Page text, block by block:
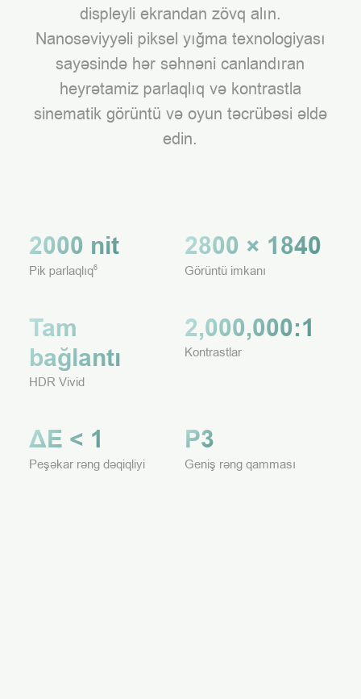
displeyli ekrandan zövq alın.
Nanosəviyyəli piksel yığma texnologiyası
sayəsində hər səhnəni canlandıran
heyrətamiz parlaqlıq və kontrastla
sinematik görüntü və oyun təcrübəsi əldə
edin.
2000 nit
Pik parlaqlıq6
2800 × 1840
Görüntü imkanı
Tam
bağlantı
HDR Vivid
2,000,000:1
Kontrastlar
ΔE < 1
Peşəkar rəng dəqiqliyi
P3
Geniş rəng qamması